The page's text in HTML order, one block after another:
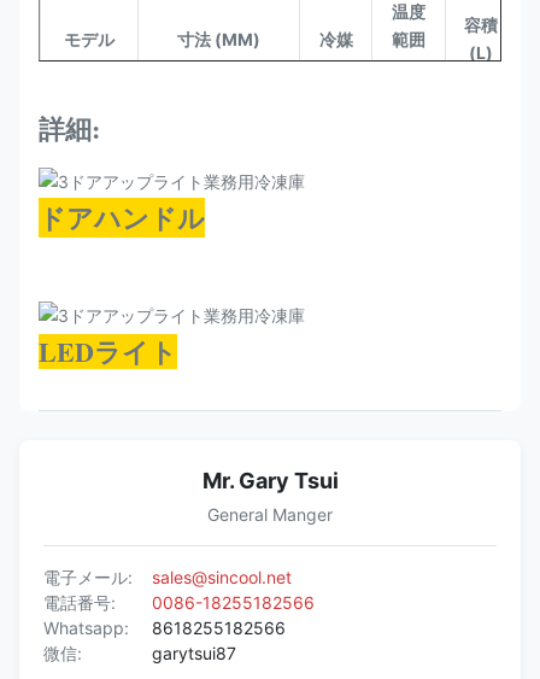
モデル 寸法 (MM) 冷媒
温度
範囲
(°C)
容積
(L)
KBGDM-
81F
2040*830*2100
詳細:
ドアハンドル
LEDライト
Mr. Gary Tsui
General Manger
電子メール:
sales@sincool.net
電話番号:
0086-18255182566
Whatsapp:
8618255182566
微信:
garytsui87